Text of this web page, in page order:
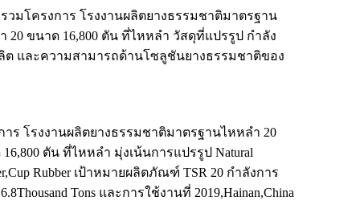
วมโครงการ โรงงานผลิตยางธรรมชาติมาตรฐาน
20 ขนาด 16,800 ตัน ที่ไหหลำ วัสดุที่แปรรูป กำลัง
ต และความสามารถด้านโซลูชันยางธรรมชาติของ
าร โรงงานผลิตยางธรรมชาติมาตรฐานไหหลำ 20
ตัน ที่ไหหลำ มุ่งเน้นการแปรรูป Natural
Rubber เป้าหมายผลิตภัณฑ์ TSR 20 กำลังการ
Tons และการใช้งานที่ 2019,Hainan,China